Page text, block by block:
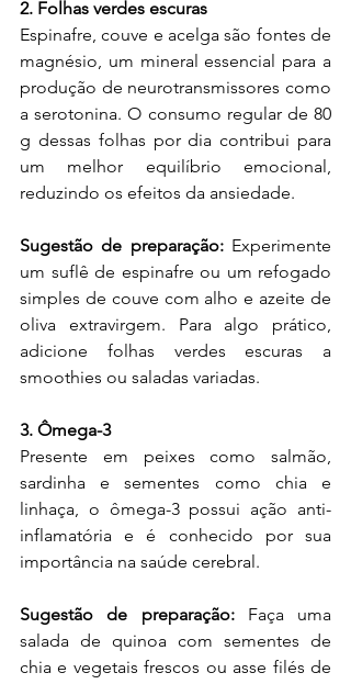
2. Folhas verdes escuras
Espinafre, couve e acelga são fontes de
magnésio, um mineral essencial para a
produção de neurotransmissores como
a serotonina. O consumo regular de 80
g dessas folhas por dia contribui para
um melhor equilíbrio emocional,
reduzindo os efeitos da ansiedade.
Sugestão de preparação: Experimente
um suflê de espinafre ou um refogado
simples de couve com alho e azeite de
oliva extravirgem. Para algo prático,
adicione folhas verdes escuras a
smoothies ou saladas variadas.
3. Ômega-3
Presente em peixes como salmão,
sardinha e sementes como chia e
linhaça, o ômega-3 possui ação anti-
inflamatória e é conhecido por sua
importância na saúde cerebral.
Sugestão de preparação: Faça uma
salada de quinoa com sementes de
chia e vegetais frescos ou asse filés de